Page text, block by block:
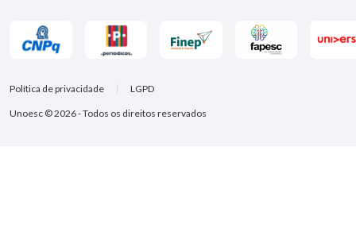
Unoesc © 2026 - Todos os direitos reservados
Política de privacidade LGPD